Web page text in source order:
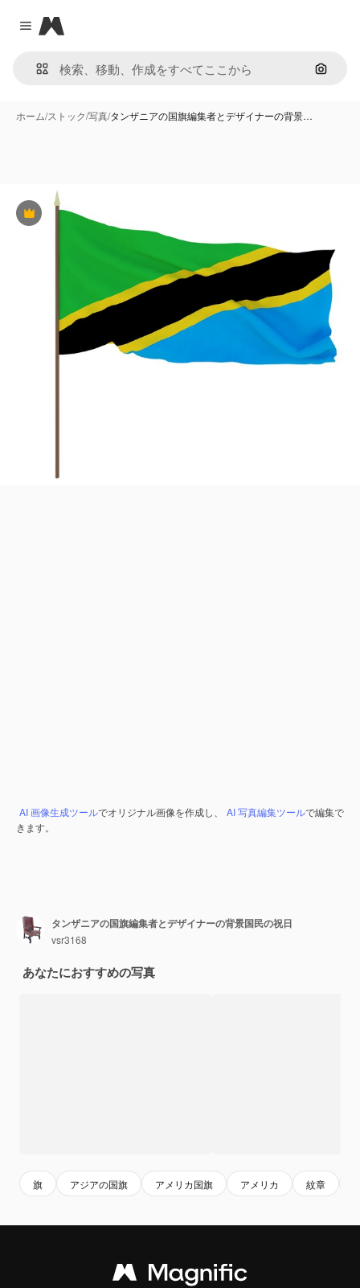
Close menu
Magnific
画像で
ホーム/ストック/写真/タンザニアの国旗編集者とデザイナーの背景…
Premium
AI 画像生成ツールでオリジナル画像を作成し、 AI 写真編集ツールで編集で
きます。
タンザニアの国旗編集者とデザイナーの背景国民の祝日
vsr3168
あなたにおすすめの写真
旗 アジアの国旗 アメリカ国旗 アメリカ 紋章